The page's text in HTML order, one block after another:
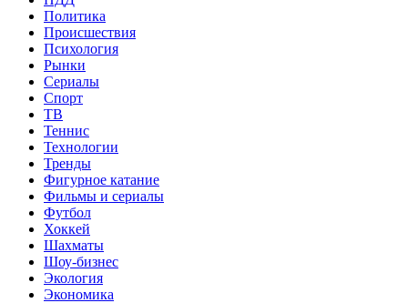
Политика
Происшествия
Психология
Рынки
Сериалы
Спорт
ТВ
Теннис
Технологии
Тренды
Фигурное катание
Фильмы и сериалы
Футбол
Хоккей
Шахматы
Шоу-бизнес
Экология
Экономика